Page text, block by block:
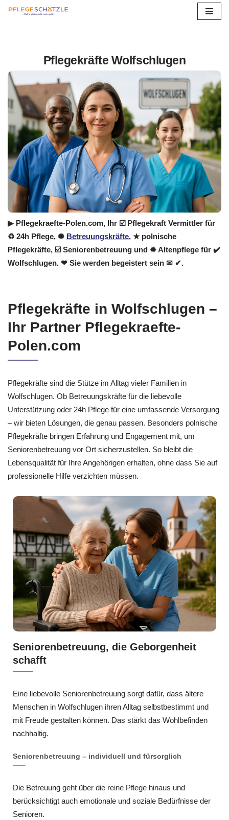
Pflegekräfte Wolfschlugen
▶︎ Pflegekraefte-Polen.com, Ihr ☑️ Pflegekraft Vermittler für
♻ 24h Pflege, ✺ Betreuungskräfte, ★ polnische
Pflegekräfte, ☑️ Seniorenbetreuung und ✹ Altenpflege für ✔️
Wolfschlugen. ❤ Sie werden begeistert sein ✉ ✔.
Pflegekräfte in Wolfschlugen –
Ihr Partner Pflegekraefte-
Polen.com
Pflegekräfte sind die Stütze im Alltag vieler Familien in
Wolfschlugen. Ob Betreuungskräfte für die liebevolle
Unterstützung oder 24h Pflege für eine umfassende Versorgung
– wir bieten Lösungen, die genau passen. Besonders polnische
Pflegekräfte bringen Erfahrung und Engagement mit, um
Seniorenbetreuung vor Ort sicherzustellen. So bleibt die
Lebensqualität für Ihre Angehörigen erhalten, ohne dass Sie auf
professionelle Hilfe verzichten müssen.
Seniorenbetreuung, die Geborgenheit
schafft
Eine liebevolle Seniorenbetreuung sorgt dafür, dass ältere
Menschen in Wolfschlugen ihren Alltag selbstbestimmt und
mit Freude gestalten können. Das stärkt das Wohlbefinden
nachhaltig.
Seniorenbetreuung – individuell und fürsorglich
Die Betreuung geht über die reine Pflege hinaus und
berücksichtigt auch emotionale und soziale Bedürfnisse der
Senioren.